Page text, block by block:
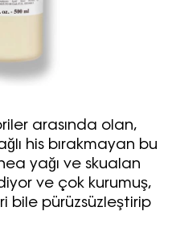
arasında olan,
his bırakmayan bu
yağı ve skualan
ve çok kurumuş,
bile pürüzsüzleştirip